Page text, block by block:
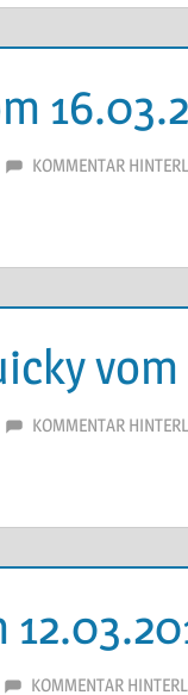
KOMMENTAR
KOMMENTAR
KOMMENTAR